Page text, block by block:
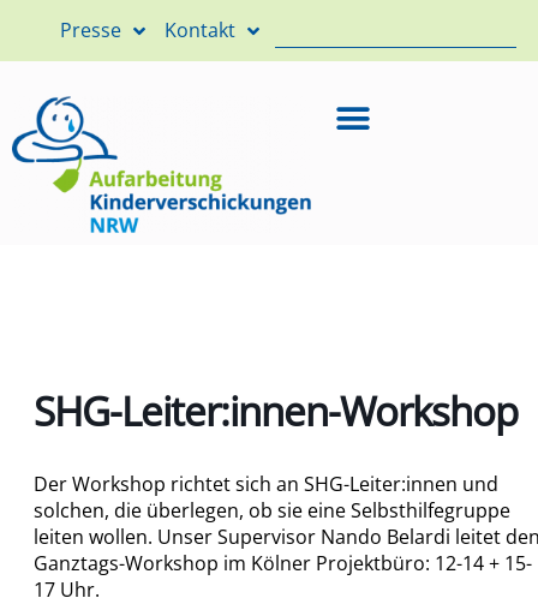
Presse Kontakt
SHG-Leiter:innen-Workshop
Der Workshop richtet sich an SHG-Leiter:innen und
solchen, die überlegen, ob sie eine Selbsthilfegruppe
leiten wollen. Unser Supervisor Nando Belardi leitet
Ganztags-Workshop im Kölner Projektbüro: 12-14 + 15-
17 Uhr.